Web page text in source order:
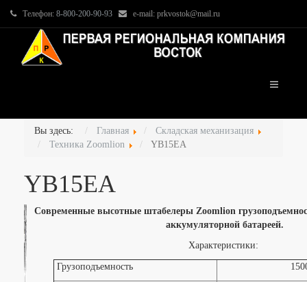
Телефон: 8-800-200-90-93 e-mail: prkvostok@mail.ru
Вы здесь: Главная
Складская механизация
Техника Zoomlion
YB15EA
YB15EA
Современные высотные штабелеры Zoomlion
аккумуляторной батареей.
Характеристики:
Грузоподъемность